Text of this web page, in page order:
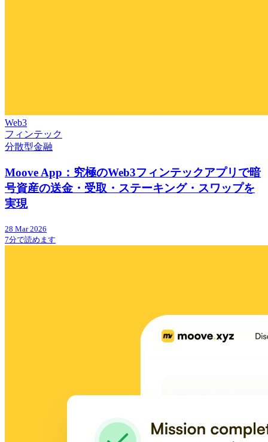
Web3
フィンテック
分散型金融
Moove App：究極のWeb3フィンテックアプリで暗
号資産の送金・受取・ステーキング・スワップを
実現
28 Mar 2026
7分で読めます